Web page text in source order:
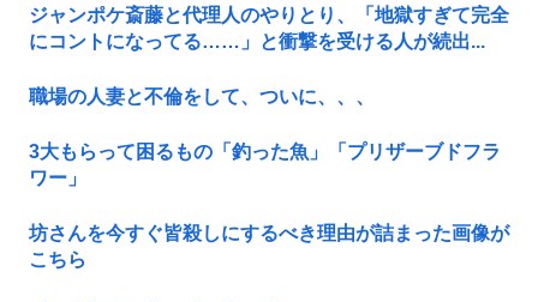
ジャンポケ斎藤と代理人のやりとり、「地獄すぎて完全
にコントになってる……」と衝撃を受ける人が続出...
職場の人妻と不倫をして、ついに、、、
3大もらって困るもの「釣った魚」「プリザーブドフラ
ワー」
坊さんを今すぐ皆殺しにするべき理由が詰まった画像が
こちら